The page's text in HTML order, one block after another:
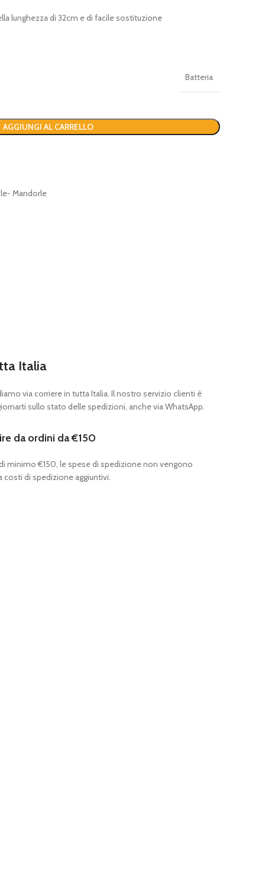
lunghezza di 32cm e di facile sostituzione
Batteria
AGGIUNGI AL CARRELLO
Mandorle
Italia
via corriere in tutta Italia. Il nostro servizio clienti è
sullo stato delle spedizioni, anche via WhatsApp.
da ordini da €150
minimo €150, le spese di spedizione non vengono
costi di spedizione aggiuntivi.